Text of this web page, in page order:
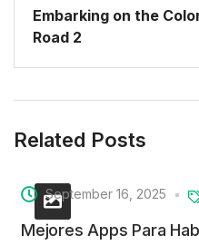
Embarking on the
Road 2
Related Posts
September 16, 2025
Mejores Apps Para